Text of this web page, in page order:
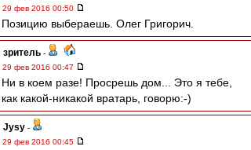
29 фев 2016 00:50
Позицию выбераешь. Олег Григорич.
зpитель -
29 фев 2016 00:47
Ни в коем разе! Просрешь дом... Это я тебе,
как какой-никакой вратарь, говорю:-)
Jysy -
29 фев 2016 00:45